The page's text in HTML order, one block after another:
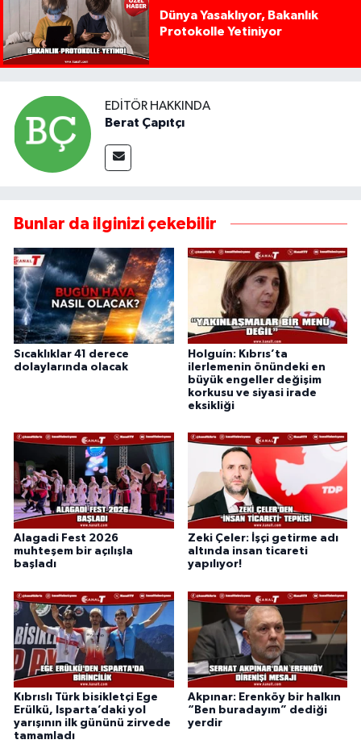
Dünya Yasaklıyor, Bakanlık
Protokolle Yetiniyor
EDITÖR HAKKINDA
Berat Çapıtçı
Bunlar da ilginizi çekebilir
Sıcaklıklar 41 derece
dolaylarında olacak
Holguín: Kıbrıs’ta
ilerlemenin önündeki en
büyük engeller değişim
korkusu ve siyasi irade
eksikliği
Alagadi Fest 2026
muhteşem bir açılışla
başladı
Zeki Çeler: İşçi getirme adı
altında insan ticareti
yapılıyor!
Kıbrıslı Türk bisikletçi Ege
Erülkü, Isparta’daki yol
yarışının ilk gününü zirvede
tamamladı
Akpınar: Erenköy bir halkın
“Ben buradayım” dediği
yerdir